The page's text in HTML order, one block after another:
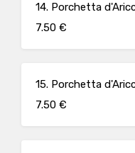
14. Porchetta
7.50 €
15. Porchetta
7.50 €